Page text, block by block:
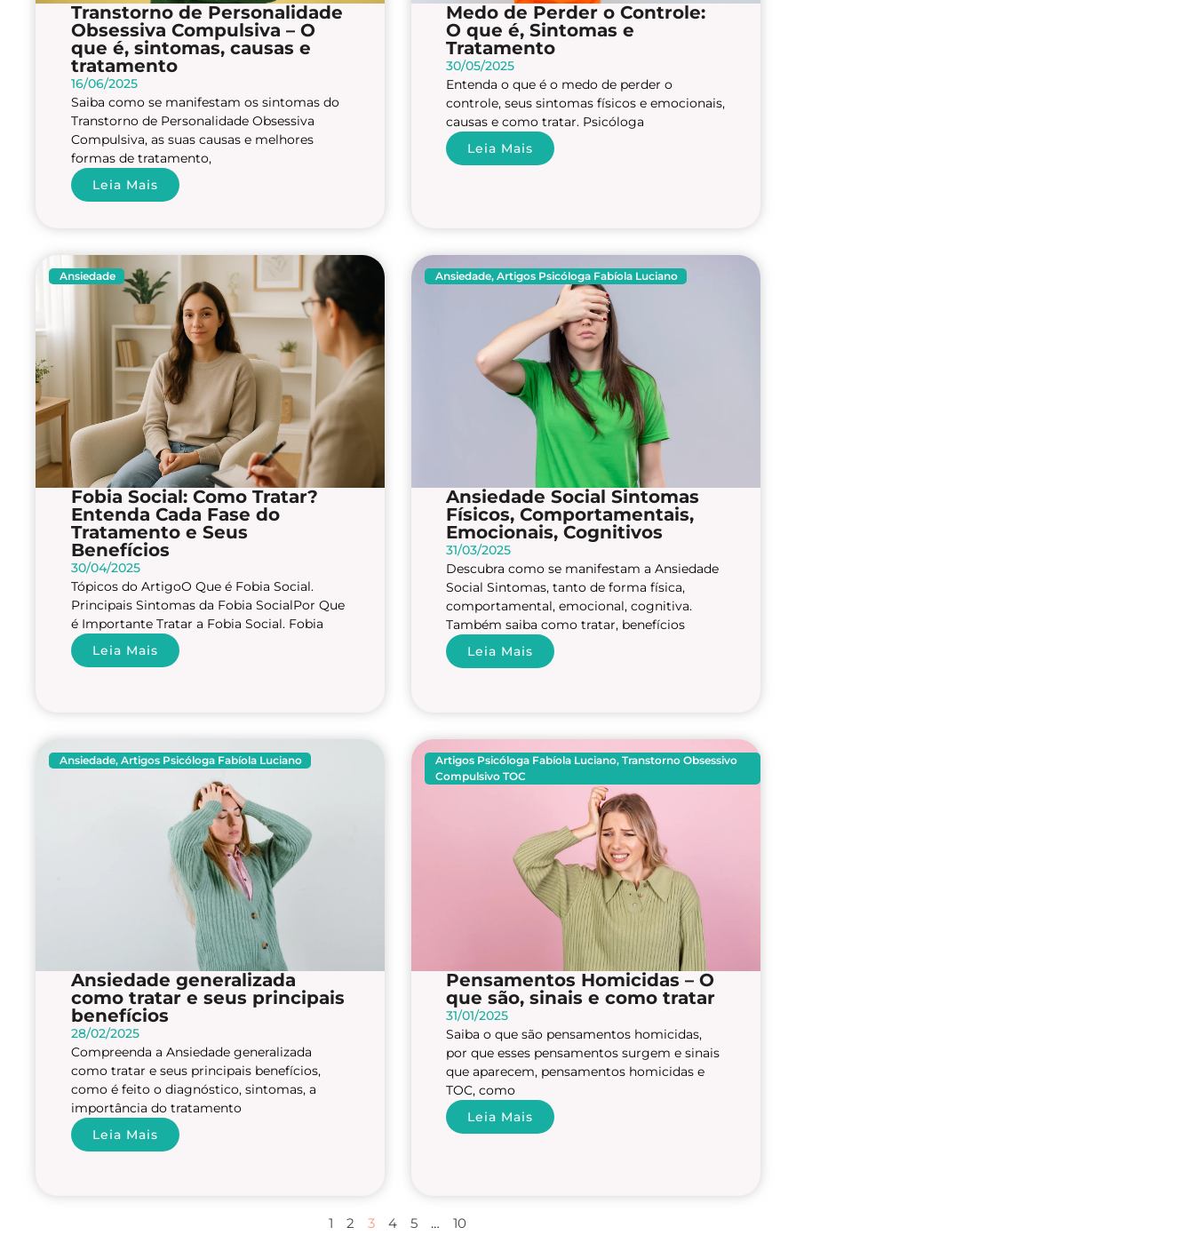
Transtorno de Personalidade
Obsessiva Compulsiva – O
que é, sintomas, causas e
tratamento
16/06/2025
Saiba como se manifestam os sintomas do
Transtorno de Personalidade Obsessiva
Compulsiva, as suas causas e melhores
formas de tratamento,
Leia Mais
Medo de Perder o Controle:
O que é, Sintomas e
Tratamento
30/05/2025
Entenda o que é o medo de perder o
controle, seus sintomas físicos e emocionais,
causas e como tratar. Psicóloga
Leia Mais
Ansiedade
Fobia Social: Como Tratar?
Entenda Cada Fase do
Tratamento e Seus
Benefícios
30/04/2025
Tópicos do ArtigoO Que é Fobia Social.
Principais Sintomas da Fobia SocialPor Que
é Importante Tratar a Fobia Social. Fobia
Leia Mais
Ansiedade, Artigos Psicóloga Fabíola Luciano
Ansiedade Social Sintomas
Físicos, Comportamentais,
Emocionais, Cognitivos
31/03/2025
Descubra como se manifestam a Ansiedade
Social Sintomas, tanto de forma física,
comportamental, emocional, cognitiva.
Também saiba como tratar, benefícios
Leia Mais
Ansiedade,Artigos Psicóloga Fabíola Luciano
Ansiedade generalizada
como tratar e seus principais
benefícios
28/02/2025
Compreenda a Ansiedade generalizada
como tratar e seus principais benefícios,
como é feito o diagnóstico, sintomas, a
importância do tratamento
Leia Mais
Artigos Psicóloga Fabíola Luciano, Transtorno Obsessivo
Compulsivo TOC
Pensamentos Homicidas – O
que são, sinais e como tratar
31/01/2025
Saiba o que são pensamentos homicidas,
por que esses pensamentos surgem e sinais
que aparecem, pensamentos homicidas e
TOC, como
Leia Mais
1 2 3 4 5 … 10